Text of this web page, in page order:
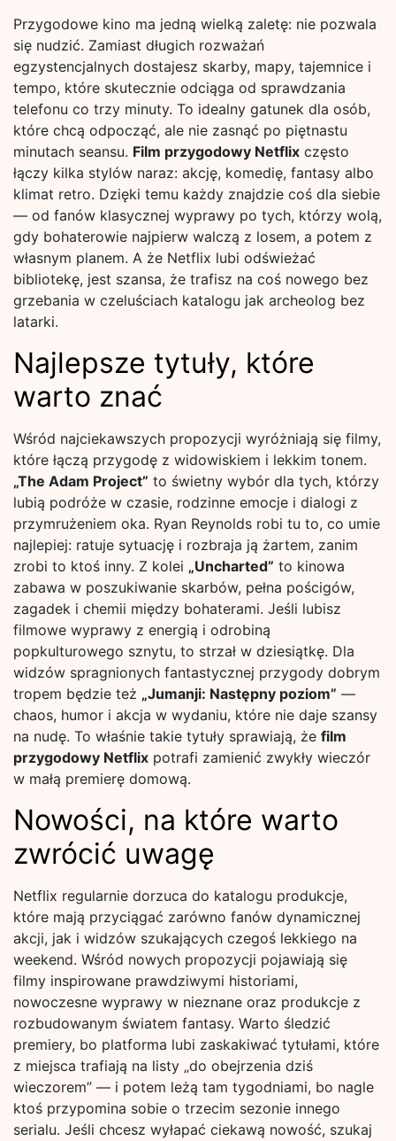
Przygodowe kino ma jedną wielką zaletę: nie pozwala
się nudzić. Zamiast długich rozważań
egzystencjalnych dostajesz skarby, mapy, tajemnice i
tempo, które skutecznie odciąga od sprawdzania
telefonu co trzy minuty. To idealny gatunek dla osób,
które chcą odpocząć, ale nie zasnąć po piętnastu
minutach seansu. Film przygodowy Netflix często
łączy kilka stylów naraz: akcję, komedię, fantasy albo
klimat retro. Dzięki temu każdy znajdzie coś dla siebie
— od fanów klasycznej wyprawy po tych, którzy wolą,
gdy bohaterowie najpierw walczą z losem, a potem z
własnym planem. A że Netflix lubi odświeżać
bibliotekę, jest szansa, że trafisz na coś nowego bez
grzebania w czeluściach katalogu jak archeolog bez
latarki.
Najlepsze tytuły, które
warto znać
Wśród najciekawszych propozycji wyróżniają się filmy,
które łączą przygodę z widowiskiem i lekkim tonem.
„The Adam Project” to świetny wybór dla tych, którzy
lubią podróże w czasie, rodzinne emocje i dialogi z
przymrużeniem oka. Ryan Reynolds robi tu to, co umie
najlepiej: ratuje sytuację i rozbraja ją żartem, zanim
zrobi to ktoś inny. Z kolei „Uncharted” to kinowa
zabawa w poszukiwanie skarbów, pełna pościgów,
zagadek i chemii między bohaterami. Jeśli lubisz
filmowe wyprawy z energią i odrobiną
popkulturowego sznytu, to strzał w dziesiątkę. Dla
widzów spragnionych fantastycznej przygody dobrym
tropem będzie też „Jumanji: Następny poziom” —
chaos, humor i akcja w wydaniu, które nie daje szansy
na nudę. To właśnie takie tytuły sprawiają, że film
przygodowy Netflix potrafi zamienić zwykły wieczór
w małą premierę domową.
Nowości, na które warto
zwrócić uwagę
Netflix regularnie dorzuca do katalogu produkcje,
które mają przyciągać zarówno fanów dynamicznej
akcji, jak i widzów szukających czegoś lekkiego na
weekend. Wśród nowych propozycji pojawiają się
filmy inspirowane prawdziwymi historiami,
nowoczesne wyprawy w nieznane oraz produkcje z
rozbudowanym światem fantasy. Warto śledzić
premiery, bo platforma lubi zaskakiwać tytułami, które
z miejsca trafiają na listy „do obejrzenia dziś
wieczorem” — i potem leżą tam tygodniami, bo nagle
ktoś przypomina sobie o trzecim sezonie innego
serialu. Jeśli chcesz wyłapać ciekawą nowość, szukaj